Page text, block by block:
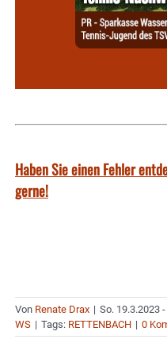
Haben Sie einen Fehler
gerne!
Von Renate Drax | So. 19.3.2023
WS | Tags: RETTENBACH | 0